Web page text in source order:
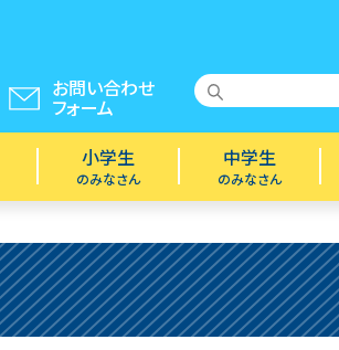
小学生
のみなさん
中学生
のみなさん
お問い合わせ
フォーム